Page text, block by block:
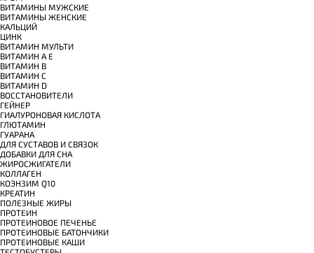
ВИТАМИНЫ МУЖСКИЕ
ВИТАМИНЫ ЖЕНСКИЕ
КАЛЬЦИЙ
ЦИНК
ВИТАМИН МУЛЬТИ
ВИТАМИН A E
ВИТАМИН B
ВИТАМИН C
ВИТАМИН D
ВОССТАНОВИТЕЛИ
ГЕЙНЕР
ГИАЛУРОНОВАЯ КИСЛОТА
ГЛЮТАМИН
ГУАРАНА
ДЛЯ СУСТАВОВ И СВЯЗОК
ДОБАВКИ ДЛЯ СНА
ЖИРОСЖИГАТЕЛИ
КОЛЛАГЕН
КОЭНЗИМ Q10
КРЕАТИН
ПОЛЕЗНЫЕ ЖИРЫ
ПРОТЕИН
ПРОТЕИНОВОЕ ПЕЧЕНЬЕ
ПРОТЕИНОВЫЕ БАТОНЧИКИ
ПРОТЕИНОВЫЕ КАШИ